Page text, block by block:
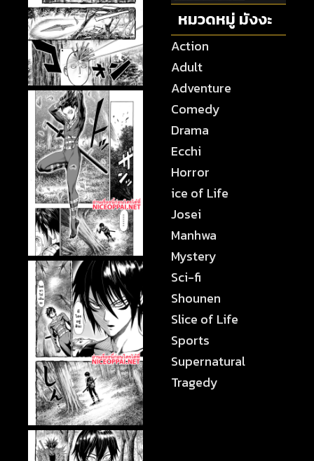
หมวดหมู่ มังงะ
Action
Adult
Adventure
Comedy
Drama
Ecchi
Horror
ice of Life
Josei
Manhwa
Mystery
Sci-fi
Shounen
Slice of Life
Sports
Supernatural
Tragedy